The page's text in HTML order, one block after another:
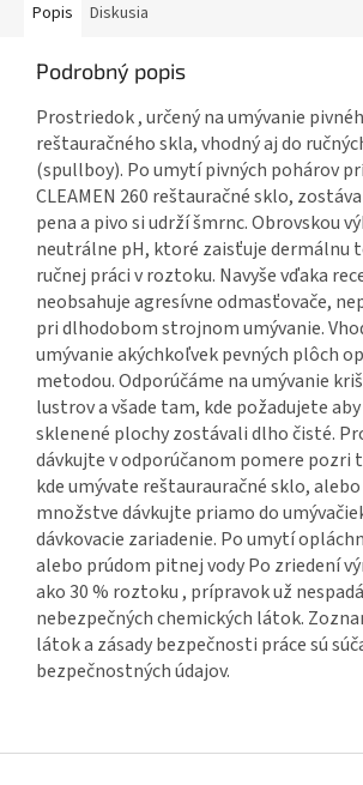
Popis Diskusia
Podrobný popis
Prostriedok , určený na umývanie
reštauračného skla, vhodný aj do
(spullboy). Po umytí pivných pohárov
CLEAMEN 260 reštauračné sklo,
pena a pivo si udrží šmrnc. Obrovskou
neutrálne pH, ktoré zaisťuje dermálnu
ručnej práci v roztoku. Navyše vďaka
neobsahuje agresívne odmasťovače,
pri dlhodobom strojnom umývanie.
umývanie akýchkoľvek pevných plôch
metodou. Odporúčáme na umývanie
lustrov a všade tam, kde požadujete
sklenené plochy zostávali dlho čisté.
dávkujte v odporúčanom pomere pozri
kde umývate reštaurauračné sklo,
množstve dávkujte priamo do
dávkovacie zariadenie. Po umytí
alebo prúdom pitnej vody Po zriedení
ako 30 % roztoku , prípravok už
nebezpečných chemických látok.
látok a zásady bezpečnosti práce sú
bezpečnostných údajov. ​